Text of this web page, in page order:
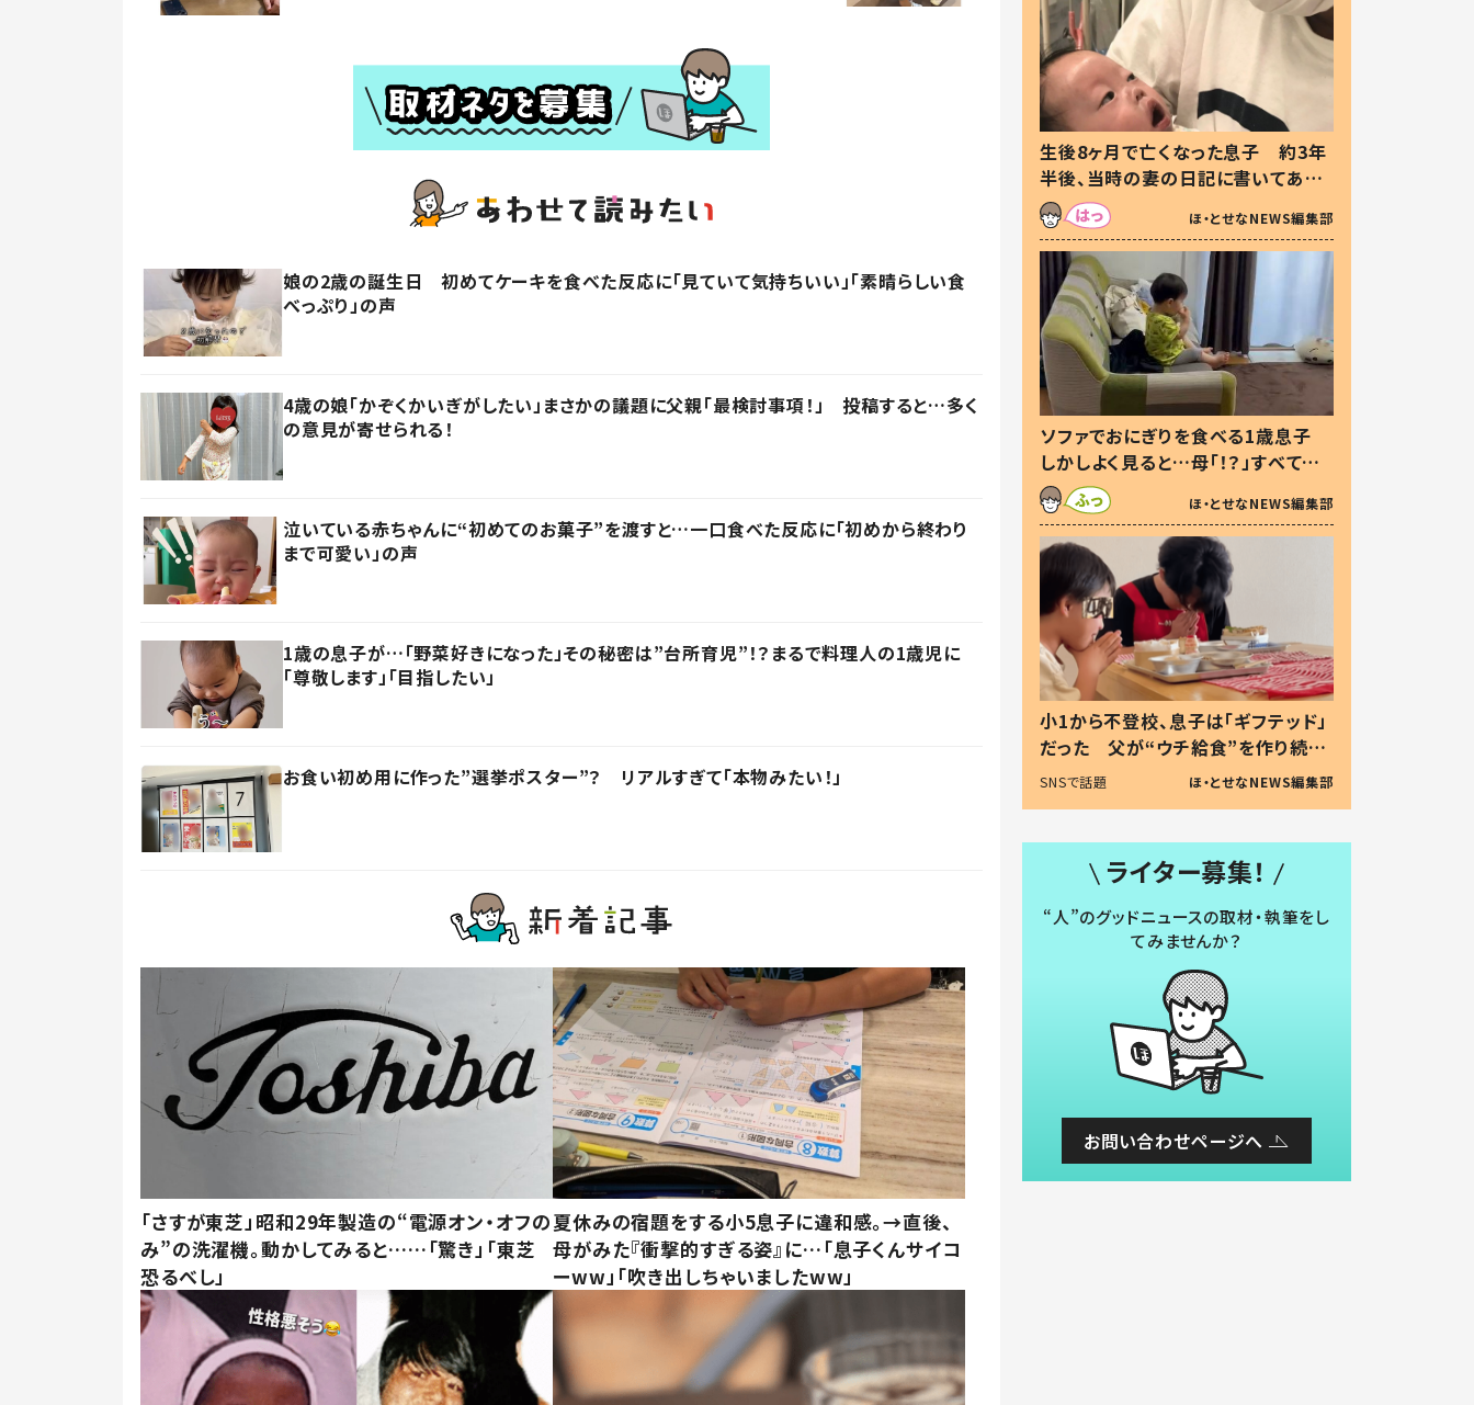
娘の2歳の誕生日 初めてケーキを食べた反応に「見ていて気持ちいい」「素晴らしい食
べっぷり」の声
4歳の娘「かぞくかいぎがしたい」まさかの議題に父親「最検討事項！」 投稿すると…多く
の意見が寄せられる！
泣いている赤ちゃんに“初めてのお菓子”を渡すと…一口食べた反応に「初めから終わり
まで可愛い」の声
1歳の息子が…「野菜好きになった」その秘密は”台所育児”！？まるで料理人の1歳児に
「尊敬します」「目指したい」
お食い初め用に作った”選挙ポスター”？ リアルすぎて「本物みたい！」
「さすが東芝」昭和29年製造の“電源オン・オフの
み”の洗濯機。動かしてみると……「驚き」「東芝
恐るべし」
夏休みの宿題をする小5息子に違和感。→直後、
母がみた『衝撃的すぎる姿』に…「息子くんサイコ
ーww」「吹き出しちゃいましたww」
生後8ヶ月で亡くなった息子 約3年
半後、当時の妻の日記に書いてあっ
た本音とは
ほ・とせなNEWS編集部
ソファでおにぎりを食べる1歳息子
しかしよく見ると…母「！？」すべてを
察した母の投稿に「可愛いから許
す！」「現行犯〜」
ほ・とせなNEWS編集部
小1から不登校、息子は「ギフテッド」
だった 父が“ウチ給食”を作り続け
る理由とは #令和の親 #令和の子
SNSで話題 ほ・とせなNEWS編集部
ライター募集！
“人”のグッドニュースの取材・執筆をし
てみませんか？
お問い合わせページへ